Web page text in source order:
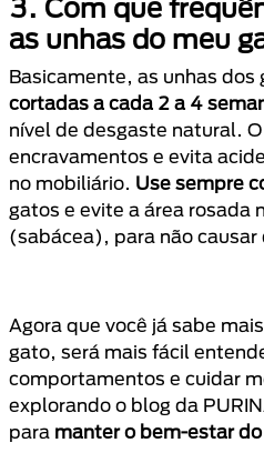
3. Com que
as unhas do meu
Basicamente, as unhas dos
cortadas a cada 2 a 4
nível de desgaste natural.
encravamentos e evita
no mobiliário. Use sempre
gatos e evite a área rosada
(sabácea), para não causar
Agora que você já sabe
gato, será mais fácil
comportamentos e cuidar
explorando o blog da
para manter o bem-estar